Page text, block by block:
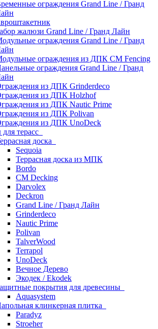
ограждения Grand Line / Гранд
жалюзи Grand Line / Гранд Лайн
ограждения Grand Line / Гранд
ограждения из ДПК CM Fencing
ограждения Grand Line / Гранд
из ДПК Grinderdeco
из ДПК Holzhof
из ДПК Nautic Prime
из ДПК Polivan
из ДПК UnoDeck
терасс
доска
Sequoia
Террасная доска из МПК
Bordo
CM Decking
Darvolex
Deckron
Grand Line / Гранд Лайн
Grinderdeco
Nautic Prime
Polivan
TalverWood
Terrapol
UnoDeck
Вечное Дерево
Экодек / Ekodek
покрытия для древесины
Aquasystem
клинкерная плитка
Paradyz
Stroeher